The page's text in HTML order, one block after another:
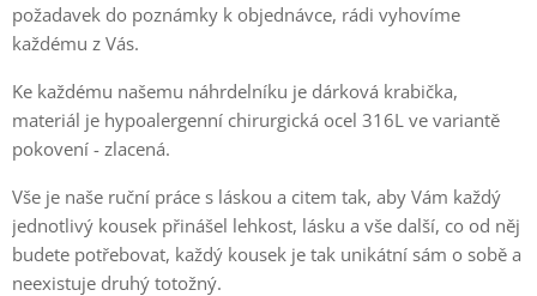
požadavek do poznámky k objednávce, rádi vyhovíme
každému z Vás.
Ke každému našemu náhrdelníku je dárková krabička,
materiál je hypoalergenní chirurgická ocel 316L ve variantě
pokovení - zlacená.
Vše je naše ruční práce s láskou a citem tak, aby Vám každý
jednotlivý kousek přinášel lehkost, lásku a vše další, co od něj
budete potřebovat, každý kousek je tak unikátní sám o sobě a
neexistuje druhý totožný.